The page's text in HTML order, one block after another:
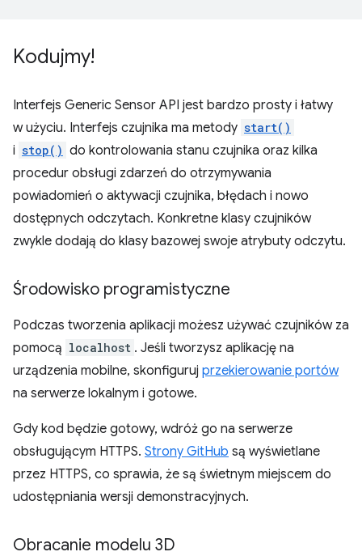
Kodujmy!
Interfejs Generic Sensor API jest bardzo prosty i łatwy
w użyciu. Interfejs czujnika ma metody start()
i stop() do kontrolowania stanu czujnika oraz kilka
procedur obsługi zdarzeń do otrzymywania
powiadomień o aktywacji czujnika, błędach i nowo
dostępnych odczytach. Konkretne klasy czujników
zwykle dodają do klasy bazowej swoje atrybuty odczytu.
Środowisko programistyczne
Podczas tworzenia aplikacji możesz używać czujników za
pomocą localhost . Jeśli tworzysz aplikację na
urządzenia mobilne, skonfiguruj przekierowanie portów
na serwerze lokalnym i gotowe.
Gdy kod będzie gotowy, wdróż go na serwerze
obsługującym HTTPS. Strony GitHub są wyświetlane
przez HTTPS, co sprawia, że są świetnym miejscem do
udostępniania wersji demonstracyjnych.
Obracanie modelu 3D